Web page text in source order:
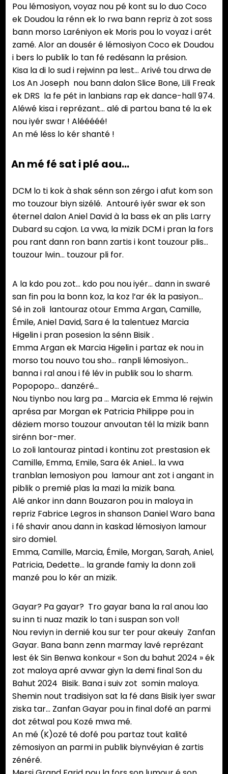
Pou lémosiyon, voyaz nou pé kont su lo duo Coco
ek Doudou la rénn ek lo rwa bann repriz à zot soss
bann morso Laréniyon ek Moris pou lo voyaz i arét
zamé. Alor an dousér é lémosiyon Coco ek Doudou
i bers lo publik lo tan fé redésann la présion.
Kisa la di lo sud i rejwinn pa lest… Arivé tou drwa de
Los An Joseph nou bann dalon Slice Bone, Lili Freak
ek DRS la fe pét in lanbians rap ek dance-hall 974.
Aléwé kisa i reprézant… alé di partou bana té la ek
nou iyér swar ! Alééééé!
An mé léss lo kér shanté !
An mé fé sat i plé aou…
DCM lo ti kok à shak sénn son zérgo i afut kom son
mo touzour biyn sizélé. Antouré iyér swar ek son
éternel dalon Aniel David à la bass ek an plis Larry
Dubard su cajon. La vwa, la mizik DCM i pran la fors
pou rant dann ron bann zartis i kont touzour plis…
touzour lwin… touzour pli for.
A la kdo pou zot… kdo pou nou iyér… dann in swaré
san fin pou la bonn koz, la koz l’ar ék la pasiyon…
Sé in zoli lantouraz otour Emma Argan, Camille,
Émile, Aniel David, Sara é la talentuez Marcia
Higelin i pran posesion la sénn Bisik .
Emma Argan ek Marcia Higelin i partaz ek nou in
morso tou nouvo tou sho… ranpli lémosiyon…
banna i ral anou i fé lév in publik sou lo sharm.
Popopopo… danzéré…
Nou tiynbo nou larg pa … Marcia ek Emma lé rejwin
aprésa par Morgan ek Patricia Philippe pou in
déziem morso touzour anvoutan tél la mizik bann
sirénn bor-mer.
Lo zoli lantouraz pintad i kontinu zot prestasion ek
Camille, Emma, Emile, Sara ék Aniel… la vwa
tranblan lemosiyon pou lamour ant zot i angant in
piblik o premié plas la mazi la mizik bana.
Alé ankor inn dann Bouzaron pou in maloya in
repriz Fabrice Legros in shanson Daniel Waro bana
i fé shavir anou dann in kaskad lémosiyon lamour
siro domiel.
Emma, Camille, Marcia, Émile, Morgan, Sarah, Aniel,
Patricia, Dedette… la grande famiy la donn zoli
manzé pou lo kér an mizik.
Gayar? Pa gayar? Tro gayar bana la ral anou lao
su inn ti nuaz mazik lo tan i suspan son vol!
Nou reviyn in dernié kou sur ter pour akeuiy Zanfan
Gayar. Bana bann zenn marmay lavé reprézant
lest ék Sin Benwa konkour « Son du bahut 2024 » ék
zot maloya apré avwar giyn la demi final Son du
Bahut 2024 Bisik. Bana i suiv zot somin maloya.
Shemin nout tradisiyon sat la fé dans Bisik iyer swar
ziska tar… Zanfan Gayar pou in final dofé an parmi
dot zétwal pou Kozé mwa mé.
An mé (K)ozé té dofé pou partaz tout kalité
zémosiyon an parmi in publik biynvéyian é zartis
zénéré.